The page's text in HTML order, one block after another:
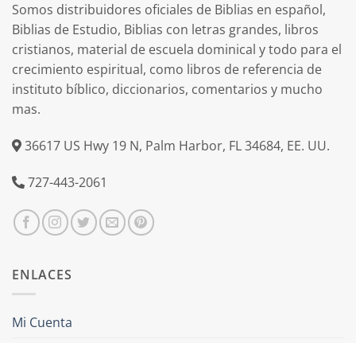
Somos distribuidores oficiales de Biblias en español,
Biblias de Estudio, Biblias con letras grandes, libros
cristianos, material de escuela dominical y todo para el
crecimiento espiritual, como libros de referencia de
instituto bíblico, diccionarios, comentarios y mucho
mas.
36617 US Hwy 19 N, Palm Harbor, FL 34684, EE. UU.
727-443-2061
ENLACES
Mi Cuenta